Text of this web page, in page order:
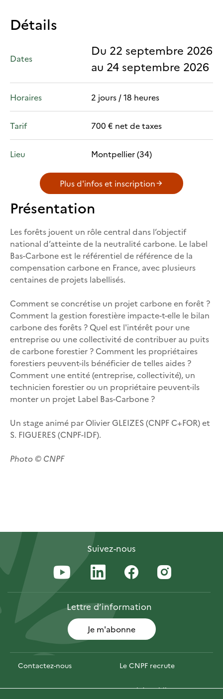
Détails
Dates
Du 22 septembre 2026
au 24 septembre 2026
Horaires 2 jours / 18 heures
Tarif 700 € net de taxes
Lieu Montpellier (34)
Plus d'infos et inscription
Présentation
Les forêts jouent un rôle central dans l’objectif
national d’atteinte de la neutralité carbone. Le label
Bas-Carbone est le référentiel de référence de la
compensation carbone en France, avec plusieurs
centaines de projets labellisés.
Comment se concrétise un projet carbone en forêt ?
Comment la gestion forestière impacte-t-elle le bilan
carbone des forêts ? Quel est l'intérêt pour une
entreprise ou une collectivité de contribuer au puits
de carbone forestier ? Comment les propriétaires
forestiers peuvent-ils bénéficier de telles aides ?
Comment une entité (entreprise, collectivité), un
technicien forestier ou un propriétaire peuvent-ils
monter un projet Label Bas-Carbone ?
Un stage animé par Olivier GLEIZES (CNPF C+FOR) et
S. FIGUERES (CNPF-IDF).
Photo © CNPF
Suivez-nous
Lettred’information
Je m'abonne
Contactez-nous Le CNPF recrute
Espace presse Marchés publics